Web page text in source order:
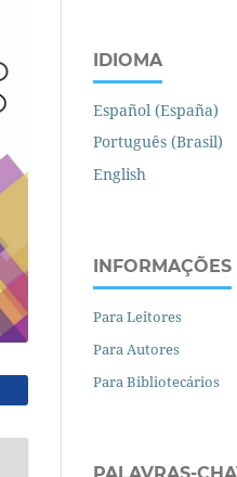
IDIOMA
Español (España)
Português (Brasil)
English
INFORMAÇÕES
Para Leitores
Para Autores
Para Bibliotecários